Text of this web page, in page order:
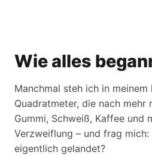
Wie alles
Manchmal steh ich in meinem
Quadratmeter, die nach mehr
Gummi, Schweiß, Kaffee und
Verzweiflung – und frag
eigentlich gelandet?